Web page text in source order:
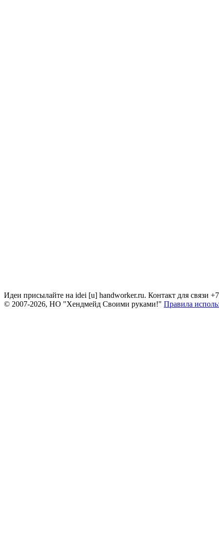
Идеи присылайте на idei [u] handworker.ru. Контакт для связи
© 2007-2026, НО "Хендмейд Своими руками!" Правила